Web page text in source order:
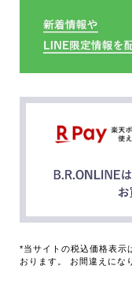
*当サイトの税込価格表示
おります。 お間違えにな